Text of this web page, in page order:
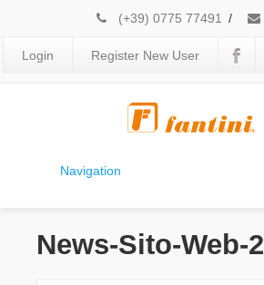
(+39) 0775 77491 /
Login Register New User
Navigation
News-Sito-Web-2